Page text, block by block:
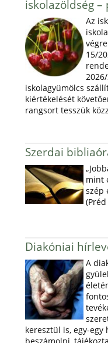
iskolazöldség
Az
15/
iskolagyümölcs
kiértékelését
rangsort tesszük
Szerdai
mint
szép
(Préd
Diakóniai
A
keresztül is, egy-egy